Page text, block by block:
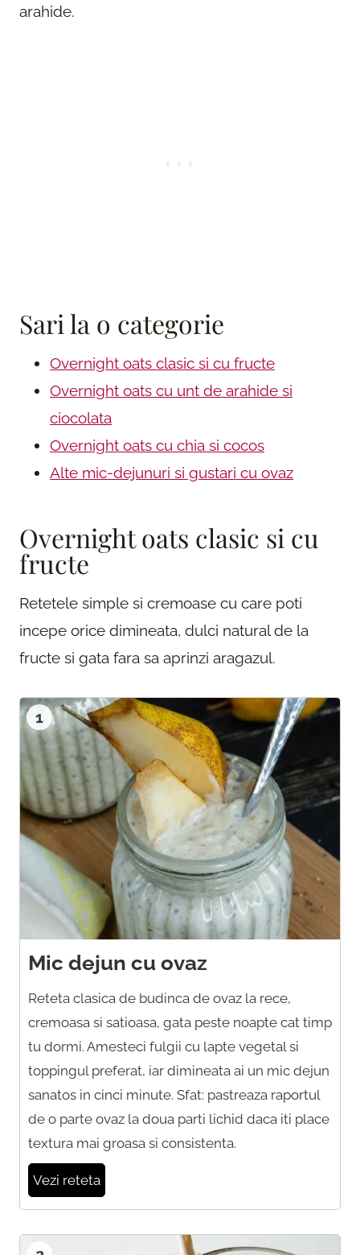
arahide.
Sari la o categorie
Overnight oats clasic si cu fructe
Overnight oats cu unt de arahide si
ciocolata
Overnight oats cu chia si cocos
Alte mic-dejunuri si gustari cu ovaz
Overnight oats clasic si cu
fructe
Retetele simple si cremoase cu care poti
incepe orice dimineata, dulci natural de la
fructe si gata fara sa aprinzi aragazul.
1
Mic dejun cu ovaz
Reteta clasica de budinca de ovaz la rece,
cremoasa si satioasa, gata peste noapte cat timp
tu dormi. Amesteci fulgii cu lapte vegetal si
toppingul preferat, iar dimineata ai un mic dejun
sanatos in cinci minute. Sfat: pastreaza raportul
de o parte ovaz la doua parti lichid daca iti place
textura mai groasa si consistenta.
Vezi reteta